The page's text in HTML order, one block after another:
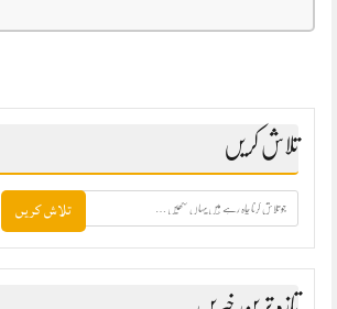
تلاش کریں
ہیں